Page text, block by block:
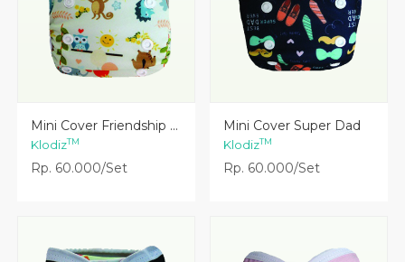
Lihat Detail
Mini Cover Friendship ...
KlodizTM
Rp. 60.000/Set
Lihat Detail
Mini Cover Super Dad
KlodizTM
Rp. 60.000/Set